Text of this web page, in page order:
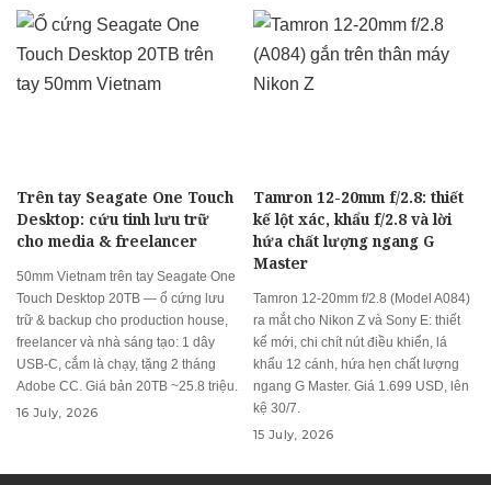
Trên tay Seagate One Touch
Desktop: cứu tinh lưu trữ
cho media & freelancer
50mm Vietnam trên tay Seagate One
Touch Desktop 20TB — ổ cứng lưu
trữ & backup cho production house,
freelancer và nhà sáng tạo: 1 dây
USB-C, cắm là chạy, tặng 2 tháng
Adobe CC. Giá bản 20TB ~25.8 triệu.
16 July, 2026
Tamron 12-20mm f/2.8: thiết
kế lột xác, khẩu f/2.8 và lời
hứa chất lượng ngang G
Master
Tamron 12-20mm f/2.8 (Model A084)
ra mắt cho Nikon Z và Sony E: thiết
kế mới, chi chít nút điều khiển, lá
khẩu 12 cánh, hứa hẹn chất lượng
ngang G Master. Giá 1.699 USD, lên
kệ 30/7.
15 July, 2026